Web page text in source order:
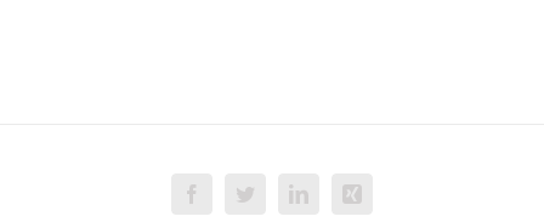
FacebookTwitterLinkedInXing